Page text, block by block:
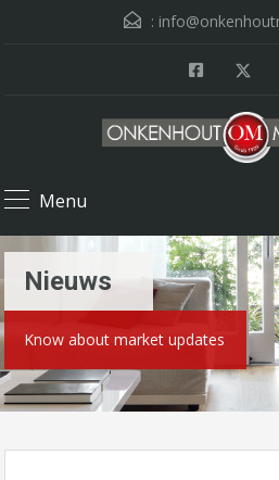
:
Menu
Nieuws
Know about market updates